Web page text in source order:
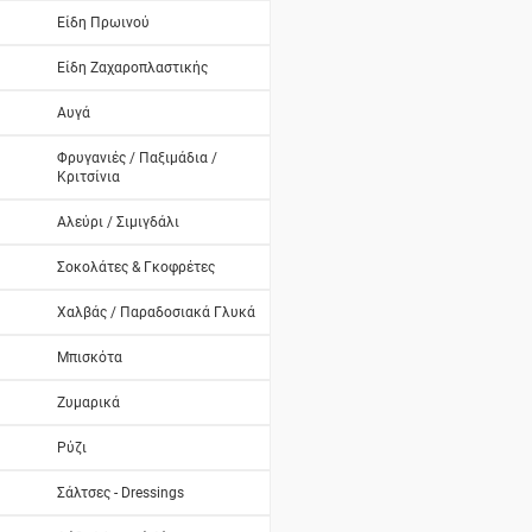
Είδη Πρωινού
Είδη Ζαχαροπλαστικής
Αυγά
Φρυγανιές / Παξιμάδια /
Κριτσίνια
Αλεύρι / Σιμιγδάλι
Σοκολάτες & Γκοφρέτες
Χαλβάς / Παραδοσιακά Γλυκά
Μπισκότα
Ζυμαρικά
Ρύζι
Σάλτσες - Dressings